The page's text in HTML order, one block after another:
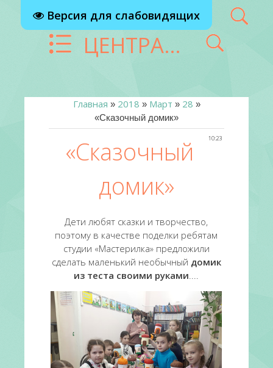
Версия для слабовидящих
ЦЕНТРАЛИЗОВАННАЯ БИБЛИОТЕЧНАЯ СИСТЕМА Г. РЕУТОВ
Главная » 2018 » Март » 28 »
«Сказочный домик»
10:23
«Сказочный
домик»
Дети любят сказки и творчество,
поэтому в качестве поделки ребятам
студии «Мастерилка» предложили
сделать маленький необычный домик
из теста своими руками....